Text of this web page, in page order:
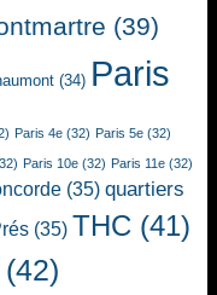
(39)
(34) Paris
Paris 4e (32) Paris 5e (32)
Paris 10e (32) Paris 11e (32)
(35) quartiers
(35) THC (41)
(42)